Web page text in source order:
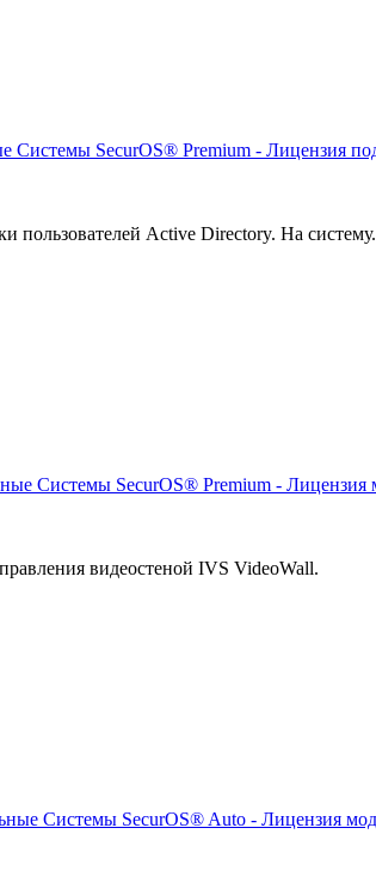
Системы SecurOS® Premium - Лицензия
пользователей Active Directory. На систему.
Системы SecurOS® Premium - Лицензия
видеостеной IVS VideoWall.
Системы SecurOS® Auto - Лицензия